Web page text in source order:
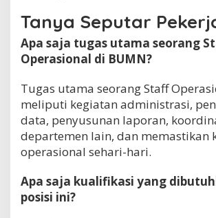
Tanya Seputar
Apa saja tugas utama seorang
Operasional di BUMN?
Tugas utama seorang Staff
meliputi kegiatan administrasi,
data, penyusunan laporan,
departemen lain, dan memastikan
operasional sehari-hari.
Apa saja kualifikasi yang
posisi ini?